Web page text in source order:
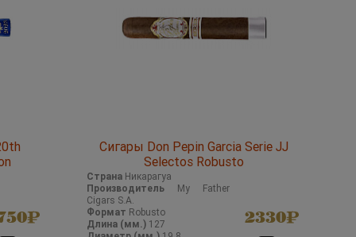
Сигары Don Pepin Garcia Serie JJ
Selectos Robusto
Страна Никарагуа
Производитель My Father
Cigars S.A.
Формат Robusto
Длина (мм.) 127
2330